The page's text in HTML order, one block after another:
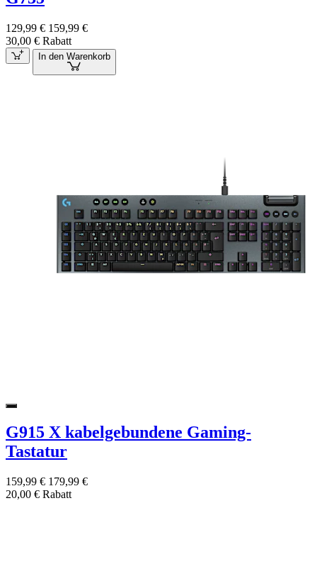
129,99 € 159,99 €
30,00 € Rabatt
In den Warenkorb
G915 X kabelgebundene Gaming-
Tastatur
159,99 € 179,99 €
20,00 € Rabatt